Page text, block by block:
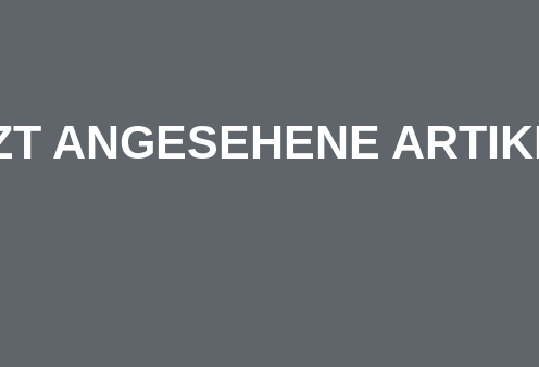
ANGESEHENE